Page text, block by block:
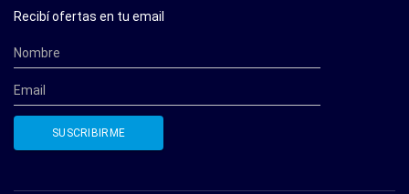
Recibí ofertas en tu email